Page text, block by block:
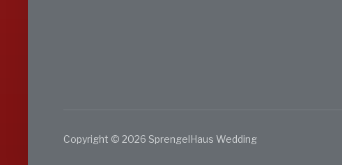
Copyright © 2026 SprengelHaus Wedding